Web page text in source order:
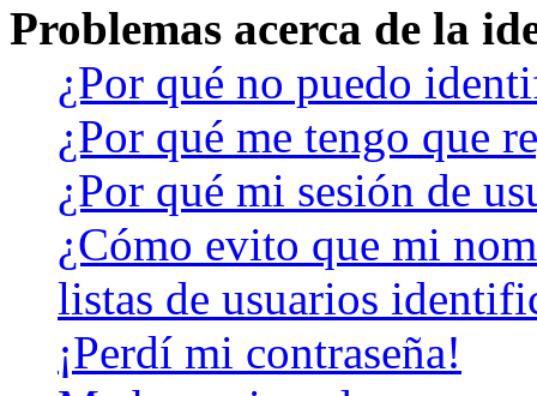
Problemas acerca de la
¿Por qué no puedo
¿Por qué me tengo que
¿Por qué mi sesión de
¿Cómo evito que mi
listas de usuarios
¡Perdí mi contraseña!